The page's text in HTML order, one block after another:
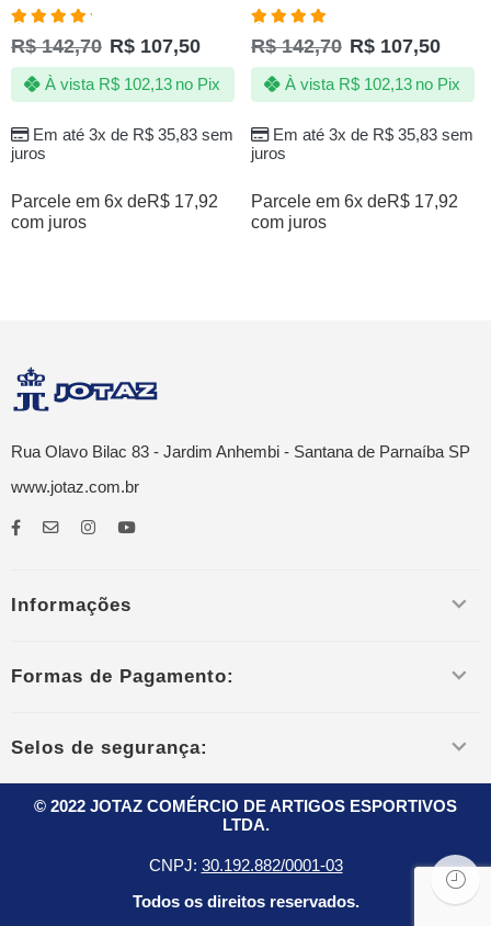
Avaliação
5.00de 5
R$142,70 R$ 107,50
Em até 3x de R$35,83sem
juros
À vista R$102,13 no Pix
Parcele em 6x deR$ 17,92
com juros
Avaliação
4.83de 5
R$142,70 R$ 107,50
Em até 3x de R$35,83sem
juros
À vista R$102,13 no Pix
Parcele em 6x deR$ 17,92
com juros
Rua Olavo Bilac 83 - Jardim Anhembi - Santana de Parnaíba SP
www.jotaz.com.br
Informações
Formas de Pagamento:
Selos de segurança:
© 2022 JOTAZ COMÉRCIO DE ARTIGOS ESPORTIVOS
LTDA.
CNPJ: 30.192.882/0001-03
Todos os direitos reservados.